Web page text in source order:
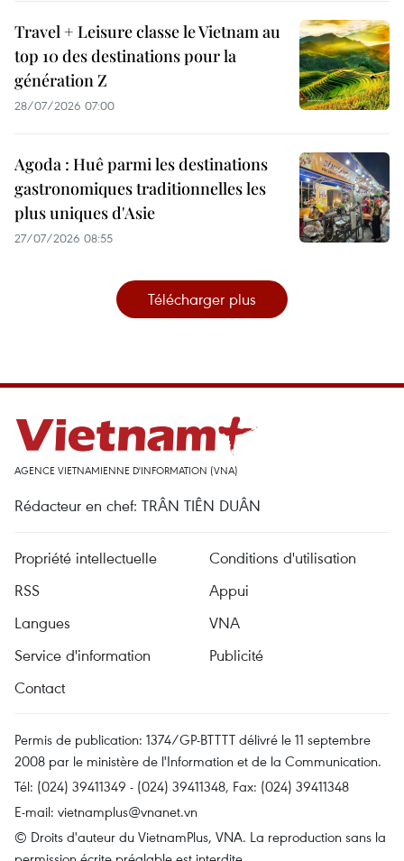
Travel + Leisure classe le Vietnam au
top 10 des destinations pour la
génération Z
28/07/2026 07:00
Agoda : Huê parmi les destinations
gastronomiques traditionnelles les
plus uniques d'Asie
27/07/2026 08:55
Télécharger plus
AGENCE VIETNAMIENNE D'INFORMATION (VNA)
Rédacteur en chef: TRÂN TIÊN DUÂN
Propriété intellectuelle
Conditions d'utilisation
RSS
Appui
Langues
VNA
Service d'information
Publicité
Contact
Permis de publication: 1374/GP-BTTTT délivré le 11 septembre
2008 par le ministère de l'Information et de la Communication.
Tél: (024) 39411349 - (024) 39411348, Fax: (024) 39411348
E-mail: vietnamplus@vnanet.vn
© Droits d'auteur du VietnamPlus, VNA. La reproduction sans la